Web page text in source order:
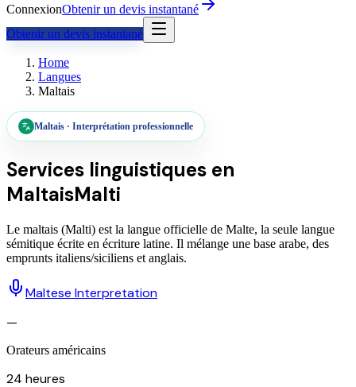
ConnexionObtenir un devis instantané
Obtenir un devis instantané
Home
Langues
Maltais
Maltais · Interprétation professionnelle
Services linguistiques en
MaltaisMalti
Le maltais (Malti) est la langue officielle de Malte, la seule langue
sémitique écrite en écriture latine. Il mélange une base arabe, des
emprunts italiens/siciliens et anglais.
Maltese Interpretation
—
Orateurs américains
24 heures